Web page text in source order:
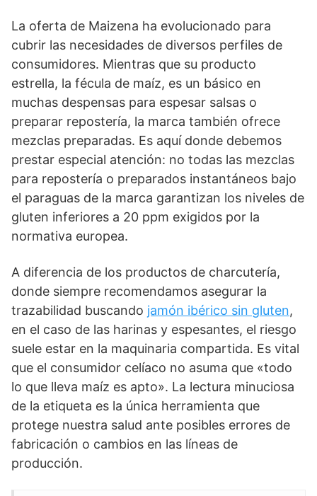
La oferta de Maizena ha evolucionado para
cubrir las necesidades de diversos perfiles de
consumidores. Mientras que su producto
estrella, la fécula de maíz, es un básico en
muchas despensas para espesar salsas o
preparar repostería, la marca también ofrece
mezclas preparadas. Es aquí donde debemos
prestar especial atención: no todas las mezclas
para repostería o preparados instantáneos bajo
el paraguas de la marca garantizan los niveles de
gluten inferiores a 20 ppm exigidos por la
normativa europea.
A diferencia de los productos de charcutería,
donde siempre recomendamos asegurar la
trazabilidad buscando jamón ibérico sin gluten,
en el caso de las harinas y espesantes, el riesgo
suele estar en la maquinaria compartida. Es vital
que el consumidor celíaco no asuma que «todo
lo que lleva maíz es apto». La lectura minuciosa
de la etiqueta es la única herramienta que
protege nuestra salud ante posibles errores de
fabricación o cambios en las líneas de
producción.